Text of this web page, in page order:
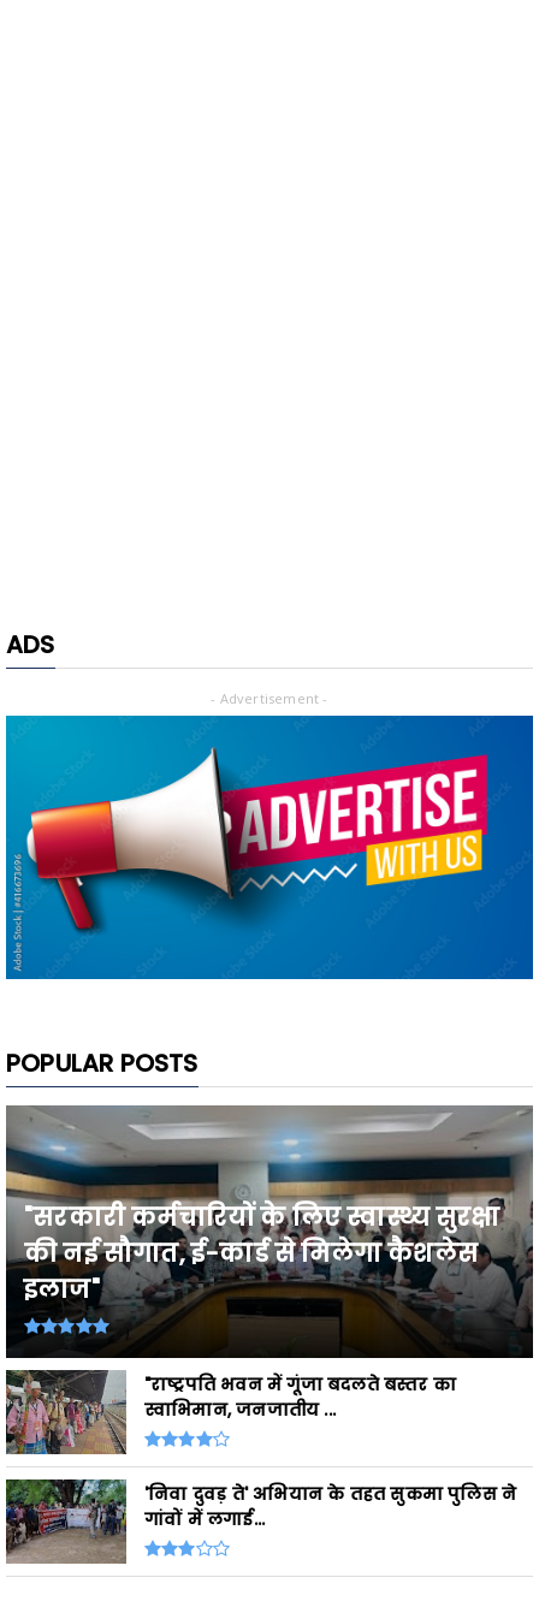
ADS
- Advertisement -
POPULAR POSTS
"सरकारी कर्मचारियों के लिए स्वास्थ्य सुरक्षा
की नई सौगात, ई-कार्ड से मिलेगा कैशलेस
इलाज"
"राष्ट्रपति भवन में गूंजा बदलते बस्तर का
स्वाभिमान, जनजातीय ...
'निवा दुवड़ ते' अभियान के तहत सुकमा पुलिस ने
गांवों में लगाई...